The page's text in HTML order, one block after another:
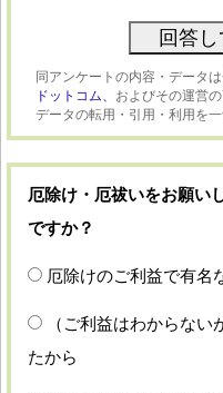
同アンケートの内容・データ
ドットコム、 およびその運営
データの転用・引用・利用を一
厄除け・厄祓いをお願い
ですか？
厄除けのご利益で有名
（ご利益はわからな
たから